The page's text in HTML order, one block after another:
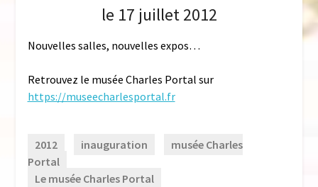
le 17 juillet 2012
Nouvelles salles, nouvelles expos…
Retrouvez le musée Charles Portal sur
https://museecharlesportal.fr
2012 inauguration
musée Charles
Portal
Le musée Charles Portal